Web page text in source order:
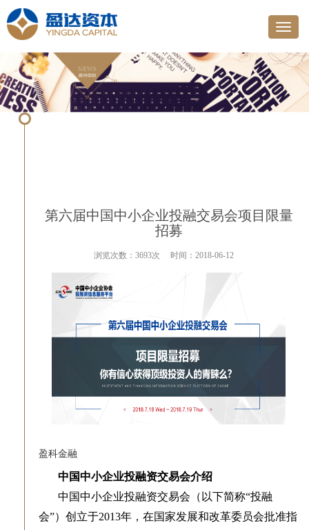
第六届中国中小企业投融交易会项目限量
招募
浏览次数：3693次 时间：2018-06-12
盈科金融
中国中小企业投融资交易会介绍
中国中小企业投融资交易会（以下简称“投融
会”）创立于2013年，在国家发展和改革委员会批准指